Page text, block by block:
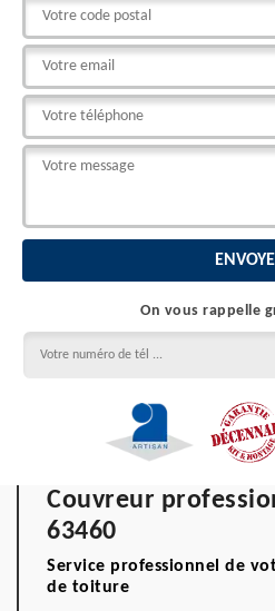
On vous rappelle
Couvreur
63460
Service professionnel de
de toiture